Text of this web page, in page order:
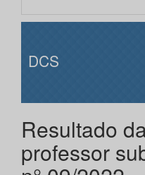
DCS
Resultado
professor